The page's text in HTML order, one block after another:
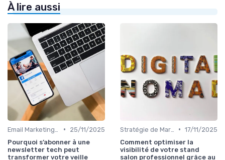
À lire aussi
•
25/11/2025
Pourquoi s’abonner à une
newsletter tech peut
transformer votre veille
• 17/11/2025
Comment optimiser la
visibilité de votre stand
salon professionnel grâce au